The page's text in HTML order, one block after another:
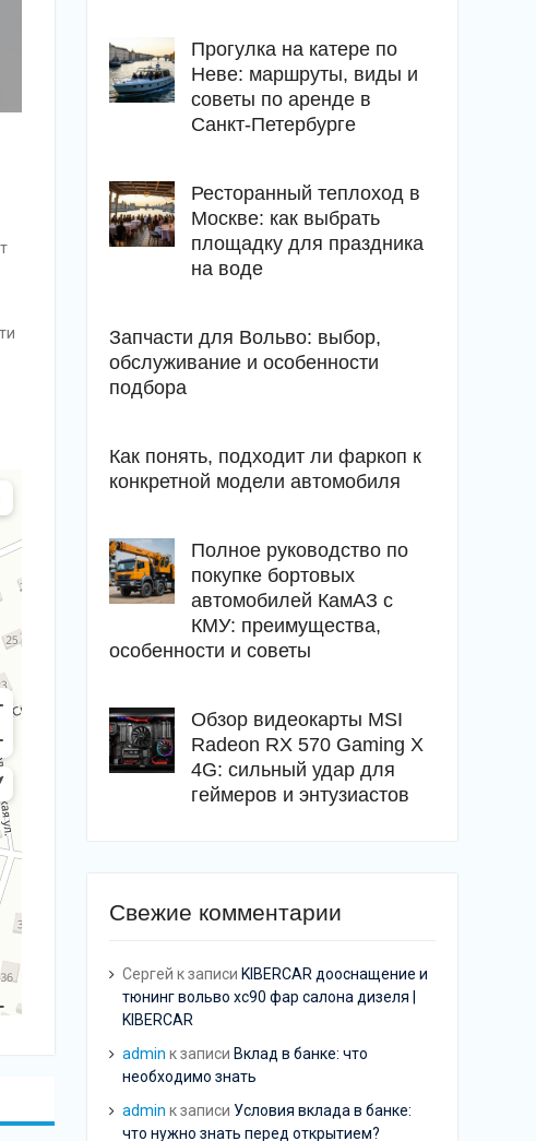
Прогулка на катере по
Неве: маршруты, виды и
советы по аренде в
Санкт-Петербурге
Ресторанный теплоход в
Москве: как выбрать
площадку для праздника
на воде
Запчасти для Вольво: выбор,
обслуживание и особенности
подбора
Как понять, подходит ли фаркоп к
конкретной модели автомобиля
Полное руководство по
покупке бортовых
автомобилей КамАЗ с
КМУ: преимущества,
особенности и советы
Обзор видеокарты MSI
Radeon RX 570 Gaming X
4G: сильный удар для
геймеров и энтузиастов
Свежие комментарии
Сергей к записи KIBERCAR дооснащение и
тюнинг вольво хс90 фар салона дизеля |
KIBERCAR
admin к записи Вклад в банке: что
необходимо знать
admin к записи Условия вклада в банке:
что нужно знать перед открытием?